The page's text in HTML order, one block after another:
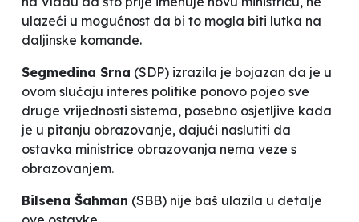
ulazeći u mogućnost da bi to mogla biti lutka na
daljinske komande.
Segmedina Srna (SDP) izrazila je bojazan da je u
ovom slučaju interes politike ponovo pojeo sve
druge vrijednosti sistema, posebno osjetljive kada
je u pitanju obrazovanje, dajući naslutiti da
ostavka ministrice obrazovanja nema veze s
obrazovanjem.
Bilsena Šahman (SBB) nije baš ulazila u detalje